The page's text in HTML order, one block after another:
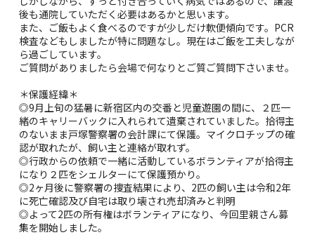
後も通院していただく必要はあるかと思います。
また、ご飯もよく食べるのですが少しだけ軟便傾向です。PCR
検査などもしましたが特に問題なし。現在はご飯を工夫しなが
ら過ごしています。
ご質問がありましたら会場で何なりとご質ご質問下さいませ。
＊保護経緯＊
◎9月上旬の猛暑に新宿区内の交番と児童遊園の間に、２匹一
緒のキャリーバックに入れられて遺棄されていました。拾得主
のないまま戸塚警察署の会計課にて保護。マイクロチップの確
認が取れたが、飼い主と連絡が取れず。
◎行政からの依頼で一緒に活動しているボランティアが拾得主
になり２匹をシェルターにて保護預かり。
◎2ヶ月後に警察署の捜査結果により、2匹の飼い主は令和2年
に死亡確認及び自宅は取り壊され売却済みと判明
◎よって2匹の所有権はボランティアになり、今回里親さん募
集を開始しました。